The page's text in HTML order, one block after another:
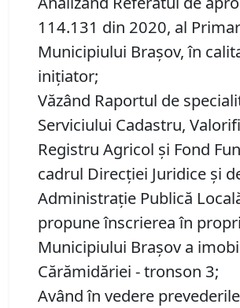
114.131 din 2020, al
Municipiului Brașov, în
inițiator;
Văzând Raportul de
Serviciului Cadastru,
Registru Agricol şi Fond
cadrul Direcţiei Juridice şi
Administraţie Publică
propune înscrierea în
Municipiului Braşov a
Cărămidăriei - tronson 3;
Având în vedere prevederile